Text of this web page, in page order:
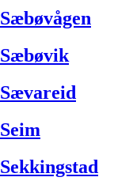
Sæbøvågen
Sæbøvik
Sævareid
Seim
Sekkingstad